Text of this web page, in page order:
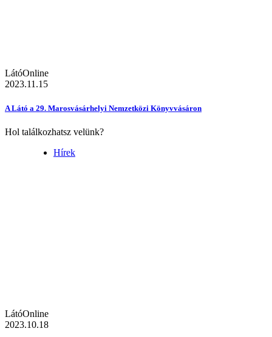
LátóOnline
2023.11.15
A Látó a 29. Marosvásárhelyi Nemzetközi Könyvvásáron
Hol találkozhatsz velünk?
Hírek
LátóOnline
2023.10.18